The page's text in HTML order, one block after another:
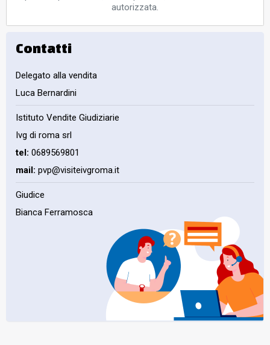
autorizzata.
Contatti
Delegato alla vendita
Luca Bernardini
Istituto Vendite Giudiziarie
Ivg di roma srl
tel: 0689569801
mail: pvp@visiteivgroma.it
Giudice
Bianca Ferramosca